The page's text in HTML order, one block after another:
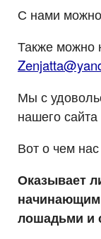
С нами можно
Также можно
Мы с
нашего сайта
Вот о чем
Оказывает
начинающим
лошадьми и